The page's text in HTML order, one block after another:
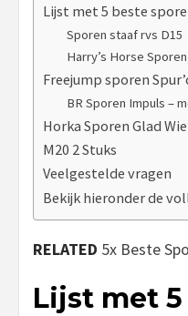
Lijst met 5 beste
Sporen staaf rvs D15
Harry’s Horse
Freejump sporen
BR Sporen Impuls –
Horka Sporen Glad
M20 2 Stuks
Veelgestelde vragen
Bekijk hieronder de
RELATED 5x Beste
Lijst met